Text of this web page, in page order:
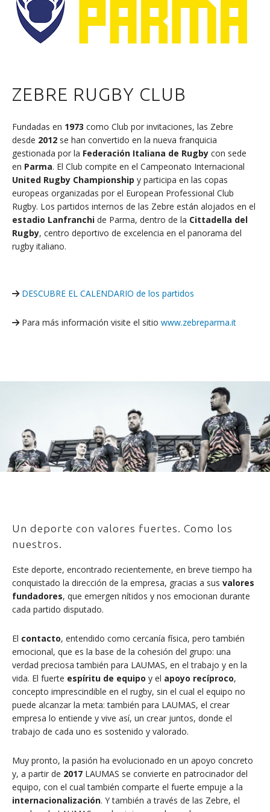
ZEBRE RUGBY CLUB
Fundadas en 1973 como Club por invitaciones, las Zebre
desde 2012 se han convertido en la nueva franquicia
gestionada por la Federación Italiana de Rugby con sede
en Parma. El Club compite en el Campeonato Internacional
United Rugby Championship y participa en las copas
europeas organizadas por el European Professional Club
Rugby. Los partidos internos de las Zebre están alojados en el
estadio Lanfranchi de Parma, dentro de la Cittadella del
Rugby, centro deportivo de excelencia en el panorama del
rugby italiano.
DESCUBRE EL CALENDARIO de los partidos
Para más información visite el sitio www.zebreparma.it
Un deporte con valores fuertes. Como los
nuestros.
Este deporte, encontrado recientemente, en breve tiempo ha
conquistado la dirección de la empresa, gracias a sus valores
fundadores, que emergen nítidos y nos emocionan durante
cada partido disputado.
El contacto, entendido como cercanía física, pero también
emocional, que es la base de la cohesión del grupo: una
verdad preciosa también para LAUMAS, en el trabajo y en la
vida. El fuerte espíritu de equipo y el apoyo recíproco,
concepto imprescindible en el rugby, sin el cual el equipo no
puede alcanzar la meta: también para LAUMAS, el crear
empresa lo entiende y vive así, un crear juntos, donde el
trabajo de cada uno es sostenido y valorado.
Muy pronto, la pasión ha evolucionado en un apoyo concreto
y, a partir de 2017 LAUMAS se convierte en patrocinador del
equipo, con el cual también comparte el fuerte empuje a la
internacionalización. Y también a través de las Zebre, el